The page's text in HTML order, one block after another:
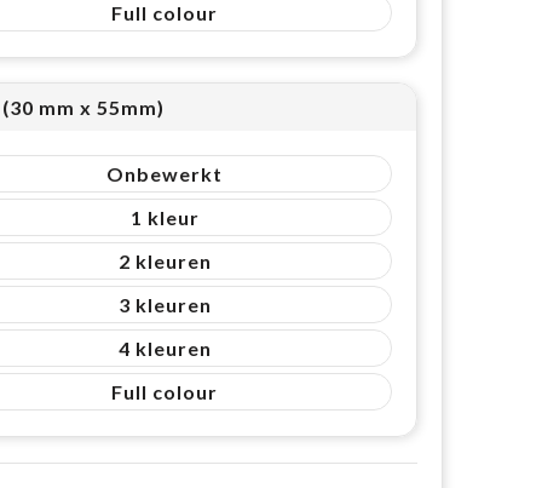
Full colour
mm x 55mm)
Onbewerkt
1
2
3
4
Full colour